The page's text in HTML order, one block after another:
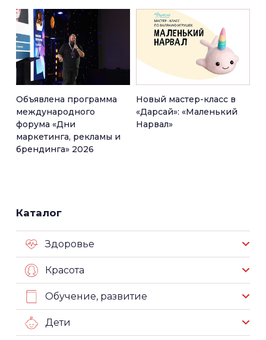
Объявлена программа
международного
форума «Дни
маркетинга, рекламы и
брендинга» 2026
Новый мастер-класс в
«Дарсай»: «Маленький
Нарвал»
Каталог
Здоровье
Красота
Обучение, развитие
Дети